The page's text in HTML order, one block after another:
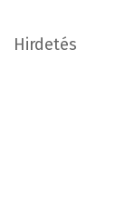
Hirdetés